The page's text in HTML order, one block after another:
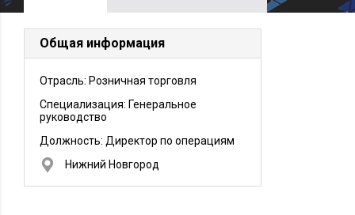
Общая информация
Отрасль: Розничная торговля
Специализация: Генеральное
руководство
Должность: Директор по операциям
Нижний Новгород